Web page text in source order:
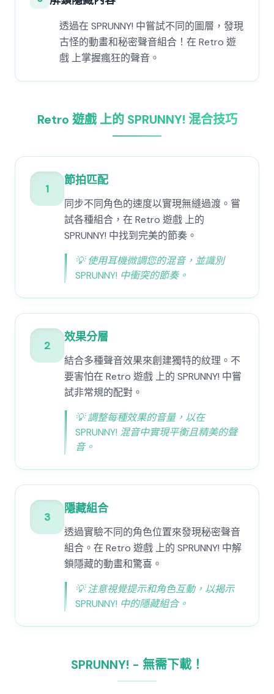
透過在 SPRUNNY! 中嘗試不同的圖層，發現
古怪的動畫和秘密聲音組合！在 Retro 遊
戲 上掌握瘋狂的聲音。
Retro 遊戲 上的 SPRUNNY! 混合技巧
1
節拍匹配
同步不同角色的速度以實現無縫過渡。嘗
試各種組合，在 Retro 遊戲 上的
SPRUNNY! 中找到完美的節奏。
💡使用耳機微調您的混音，並識別
SPRUNNY! 中衝突的節奏。
2
效果分層
結合多種聲音效果來創建獨特的紋理。不
要害怕在 Retro 遊戲 上的 SPRUNNY! 中嘗
試非常規的配對。
💡調整每種效果的音量，以在
SPRUNNY! 混音中實現平衡且精美的聲
音。
3
隱藏組合
透過實驗不同的角色位置來發現秘密聲音
組合。在 Retro 遊戲 上的 SPRUNNY! 中解
鎖隱藏的動畫和驚喜。
💡注意視覺提示和角色互動，以揭示
SPRUNNY! 中的隱藏組合。
SPRUNNY! - 無需下載！